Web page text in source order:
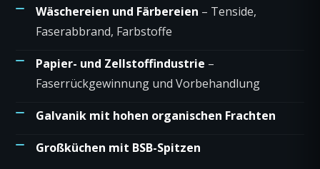
Wäschereien und Färbereien – Tenside,
Faserabbrand, Farbstoffe
Papier- und Zellstoffindustrie –
Faserrückgewinnung und Vorbehandlung
Galvanik mit hohen organischen Frachten
Großküchen mit BSB-Spitzen